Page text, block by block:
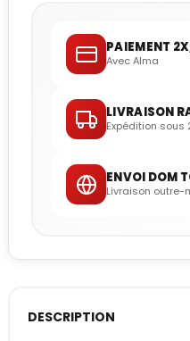
PAIEMENT
Avec Alma
LIVRAISON
Expédition sous
ENVOI DOM
Livraison outre-
DESCRIPTION